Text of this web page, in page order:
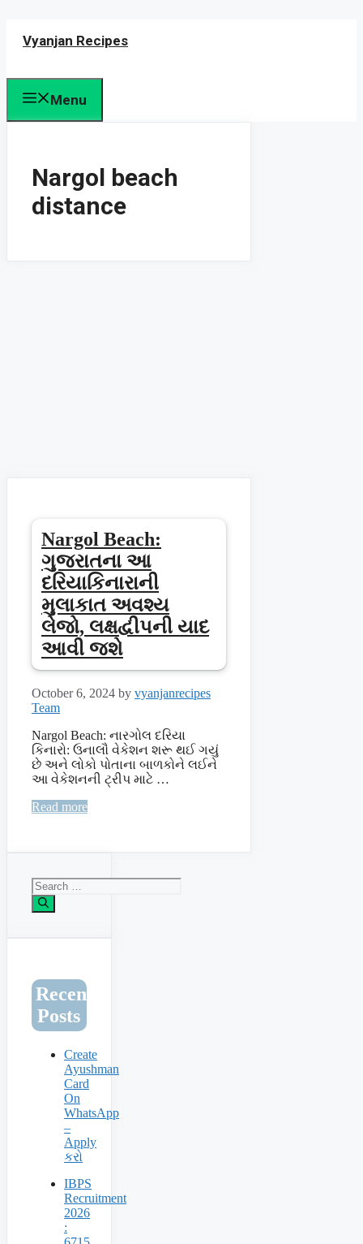
Vyanjan Recipes
Menu
Nargol beach
distance
Nargol Beach:
ગુજરાતના આ
દરિયાકિનારાની
મુલાકાત અવશ્ય
લેજો, લક્ષદ્વીપની યાદ
આવી જશે
October 6, 2024 by vyanjanrecipes
Team
Nargol Beach: નારગોલ દરિયા
કિનારો: ઉનાલૌ વેકેશન શરૂ થઈ ગયું
છે અને લોકો પોતાના બાળકોને લઈને
આ વેકેશનની ટ્રીપ માટે …
Read more
Search
for:
Recent
Posts
Create
Ayushman
Card
On
WhatsApp
–
Apply
કરો
IBPS
Recruitment
2026
: